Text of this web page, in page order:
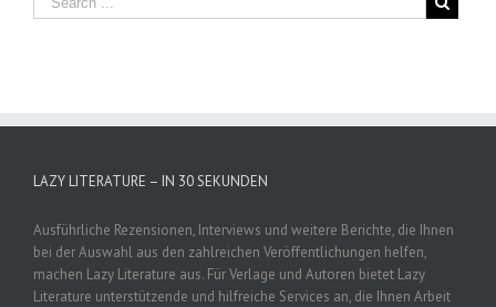
LAZY LITERATURE – IN 30 SEKUNDEN
Ausführliche Rezensionen, Interviews und weitere Berichte, die Ihnen
bei der Auswahl aus den zahlreichen Veröffentlichungen helfen,
machen Lazy Literature aus. Für Verlage und Autoren bietet Lazy
Literature unterstützende und hilfreiche Services an, die Ihnen Arbeit